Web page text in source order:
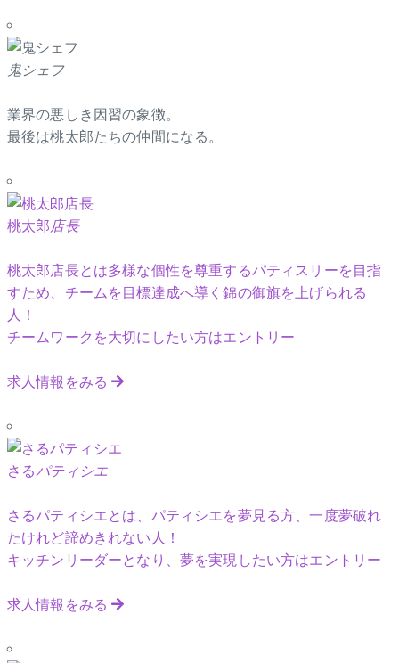
鬼シェフ
業界の悪しき因習の象徴。
最後は桃太郎たちの仲間になる。
桃太郎店長
桃太郎店長とは多様な個性を尊重するパティスリーを目指
すため、チームを目標達成へ導く錦の御旗を上げられる
人！
チームワークを大切にしたい方はエントリー
求人情報をみる
さるパティシエ
さるパティシエとは、パティシエを夢見る方、一度夢破れ
たけれど諦めきれない人！
キッチンリーダーとなり、夢を実現したい方はエントリー
求人情報をみる